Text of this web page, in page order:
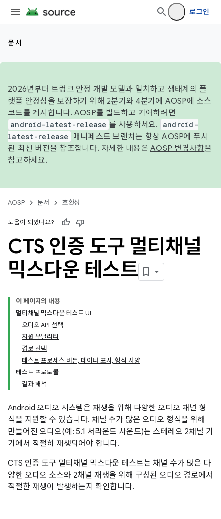
로그인
문서
2026년부터 트렁크 안정 개발 모델과 일치하고 생태계의 플
랫폼 안정성을 보장하기 위해 2분기와 4분기에 AOSP에 소스
코드를 게시합니다. AOSP를 빌드하고 기여하려면
android-latest-release 를 사용하세요.
android-
latest-release
매니페스트 브랜치는 항상 AOSP에 푸시
된 최신 버전을 참조합니다. 자세한 내용은 AOSP 변경사항을
참고하세요.
AOSP 문서 호환성
도움이 되었나요?
CTS 인증 도구 멀티채널
믹스다운 테스트
이 페이지의 내용
멀티채널 믹스다운 테스트 UI
오디오 API 선택
지원 유틸리티
경로 선택
테스트 프로세스 버튼, 데이터 표시, 형식 사양
테스트 프로토콜
결과 해석
Android 오디오 시스템은 재생을 위해 다양한 오디오 채널 형
식을 지원할 수 있습니다. 채널 수가 많은 오디오 형식을 위해
만들어진 오디오(예: 5.1 서라운드 사운드)는 스테레오 2채널 기
기에서 적절히 재생되어야 합니다.
CTS 인증 도구 멀티채널 믹스다운 테스트는 채널 수가 많은 다
양한 오디오 소스와 2채널 재생을 위해 구성된 오디오 경로에서
적절한 재생이 발생하는지 확인합니다.